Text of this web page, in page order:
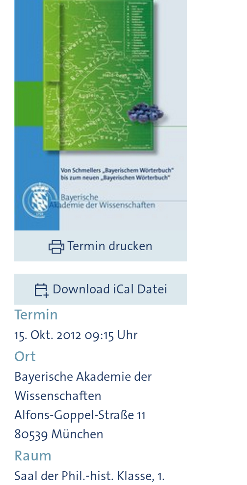
Termin drucken
Download iCal Datei
Termin
15. Okt. 2012 09:15 Uhr
Ort
Bayerische Akademie der
Wissenschaften
Alfons-Goppel-Straße 11
80539 München
Raum
Saal der Phil.-hist. Klasse, 1.